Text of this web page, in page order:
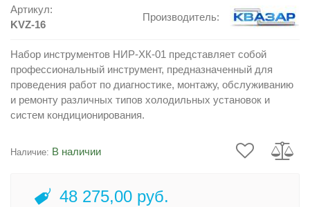
Артикул:
KVZ-16
Производитель:
Набор инструментов НИР-ХК-01 представляет собой
профессиональный инструмент, предназначенный для
проведения работ по диагностике, монтажу, обслуживанию
и ремонту различных типов холодильных установок и
систем кондиционирования.
Наличие: В наличии
48 275,00 руб.